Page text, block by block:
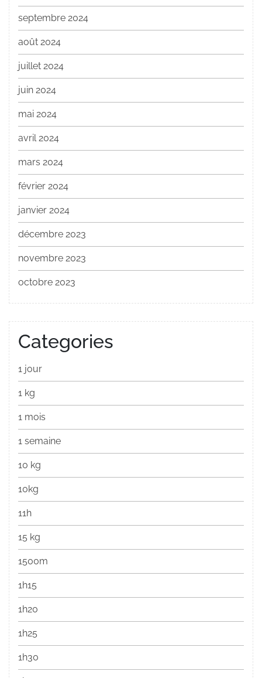
septembre 2024
août 2024
juillet 2024
juin 2024
mai 2024
avril 2024
mars 2024
février 2024
janvier 2024
décembre 2023
novembre 2023
octobre 2023
Categories
1 jour
1 kg
1 mois
1 semaine
10 kg
10kg
11h
15 kg
1500m
1h15
1h20
1h25
1h30